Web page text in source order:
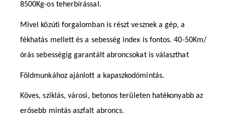
8500Kg-os teherbírással.
Mivel közúti forgalomban is részt vesznek a gép, a
fékhatás mellett és a sebesség index is fontos. 40-50Km/
órás sebességig garantált abroncsokat is választhat
Földmunkához ajánlott a kapaszkodómintás.
Köves, sziklás, városi, betonos területen hatékonyabb az
erősebb mintás aszfalt abroncs.